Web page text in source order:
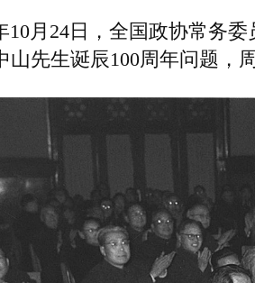
10月24日，全国政协常务
山先生诞辰100周年问题，